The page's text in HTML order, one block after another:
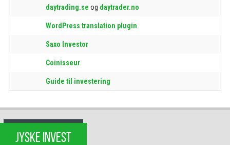
daytrading.se og daytrader.no
WordPress translation plugin
Saxo Investor
Coinisseur
Guide til investering
JYSKE INVEST